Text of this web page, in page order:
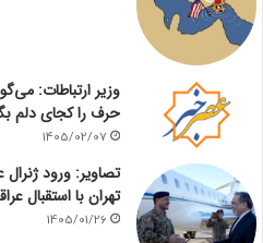
وزیر ارتباطات:
حرف را کجای دلم
1405/02/07
تصاویر: ورود
تهران با استقبال
1405/01/26